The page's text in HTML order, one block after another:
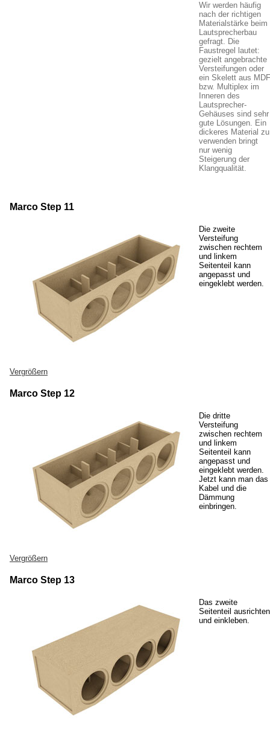
Wir werden häufig
nach der richtigen
Materialstärke beim
Lautsprecherbau
gefragt. Die
Faustregel lautet:
gezielt angebrachte
Versteifungen oder
ein Skelett aus MDF
bzw. Multiplex im
Inneren des
Lautsprecher-
Gehäuses sind sehr
gute Lösungen. Ein
dickeres Material zu
verwenden bringt
nur wenig
Steigerung der
Klangqualität.
Marco Step 11
Vergrößern
Die zweite
Versteifung
zwischen rechtem
und linkem
Seitenteil kann
angepasst und
eingeklebt werden.
Marco Step 12
Vergrößern
Die dritte
Versteifung
zwischen rechtem
und linkem
Seitenteil kann
angepasst und
eingeklebt werden.
Jetzt kann man das
Kabel und die
Dämmung
einbringen.
Marco Step 13
Das zweite
Seitenteil ausrichten
und einkleben.